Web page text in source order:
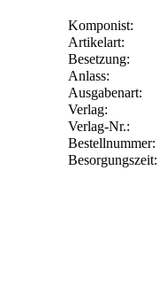
Komponist:
Artikelart:
Besetzung:
Anlass:
Ausgabenart:
Verlag:
Verlag-Nr.: